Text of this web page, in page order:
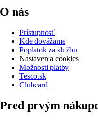
O nás
Prístupnosť
Kde dovážame
Poplatok za službu
Nastavenia cookies
Možnosti platby
Tesco.sk
Clubcard
Pred prvým